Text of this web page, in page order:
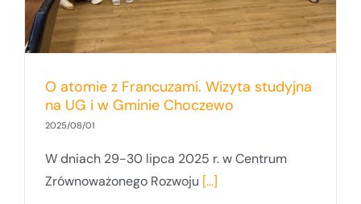
O atomie z Francuzami. Wizyta studyjna
na UG i w Gminie Choczewo
2025/08/01
W dniach 29-30 lipca 2025 r. w Centrum
Zrównoważonego Rozwoju [...]